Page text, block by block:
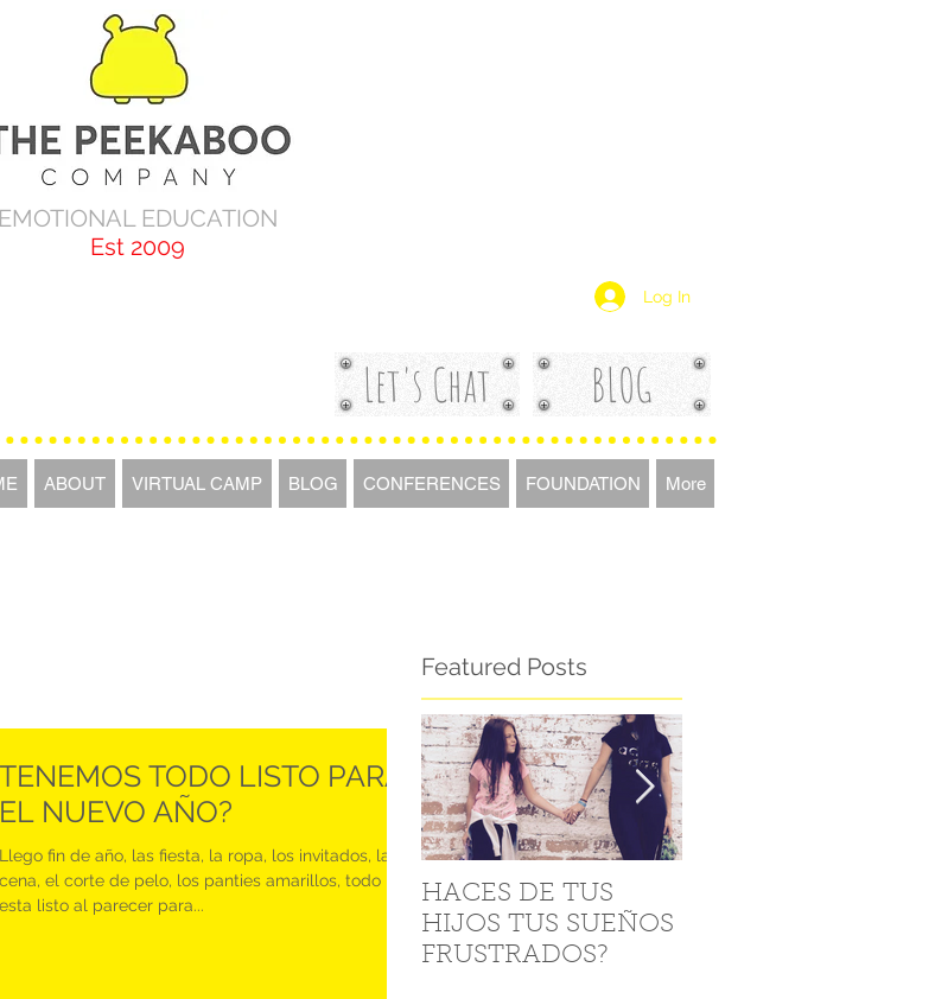
EMOTIONAL EDUCATION
Est 2009
Log In
Let's Chat BLOG
ABOUT VIRTUAL CAMP BLOG CONFERENCES FOUNDATION More
TENEMOS TODO LISTO PARA
EL NUEVO AÑO?
Llego fin de año, las fiesta, la ropa, los invitados, la
cena, el corte de pelo, los panties amarillos, todo
esta listo al parecer para...
Featured Posts
HACES DE TUS
HIJOS TUS SUEÑOS
FRUSTRADOS?